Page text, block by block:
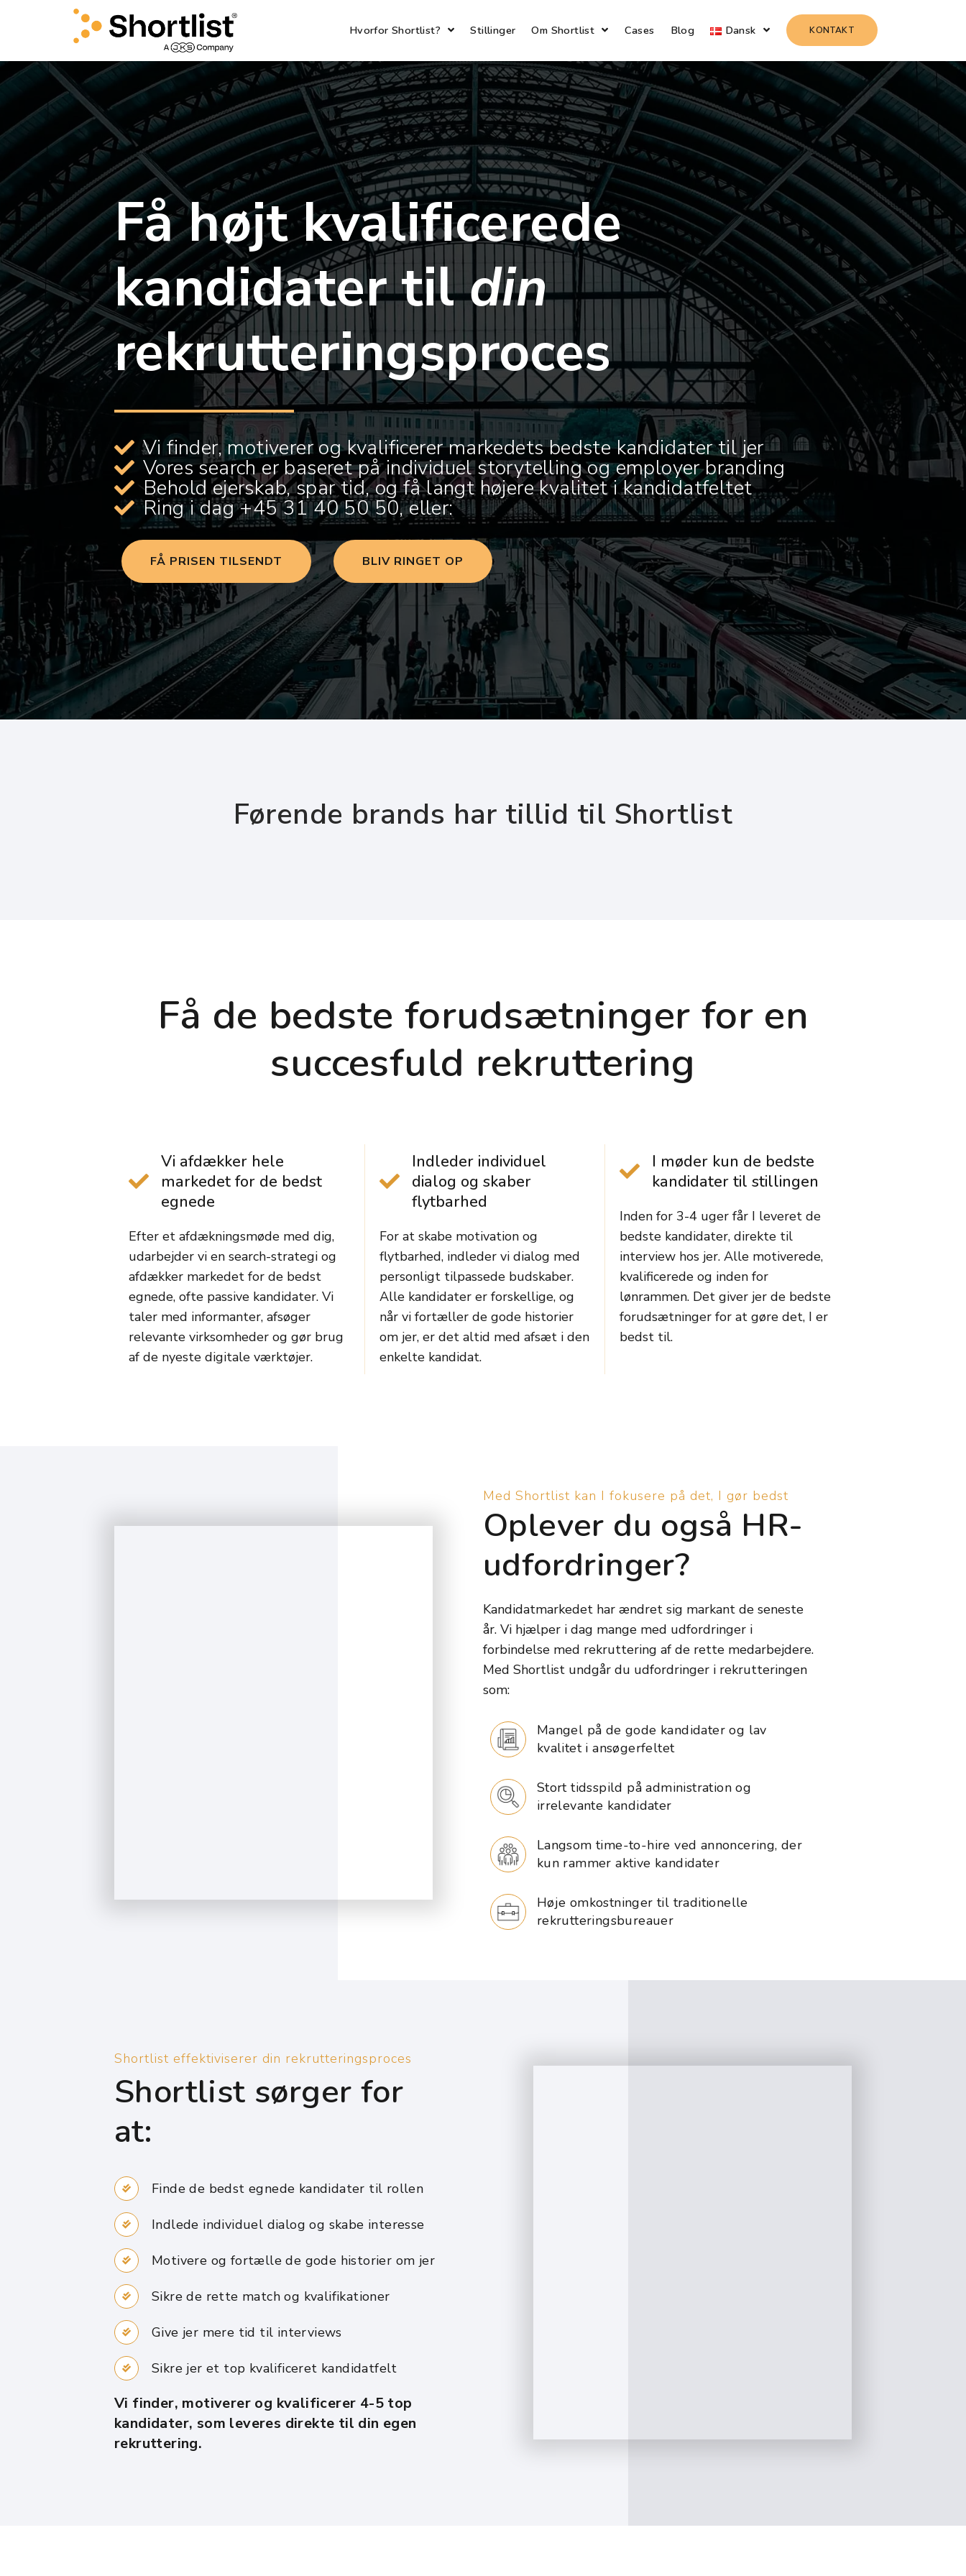
Hvorfor Shortlist? Stillinger Om Shortlist Cases Blog Dansk KONTAKT
Få højt kvalificerede
kandidater tildin
rekrutteringsproces
Vi finder, motiverer og kvalificerer markedets bedste kandidater til jer
Vores search er baseret på individuel storytelling og employer branding
Behold ejerskab, spar tid, og få langt højere kvalitet i kandidatfeltet
Ring i dag +45 31 40 50 50, eller:
FÅ PRISEN TILSENDT BLIV RINGET OP
Førende brands har tillid til Shortlist
Få de bedste forudsætninger for en
succesfuld rekruttering
Vi afdækker hele
markedet for de bedst
egnede
Efter et afdækningsmøde med dig,
udarbejder vi en search-strategi og
afdækker markedet for de bedst
egnede, ofte passive kandidater. Vi
taler med informanter, afsøger
relevante virksomheder og gør brug
af de nyeste digitale værktøjer.
Indleder individuel
dialog og skaber
flytbarhed
For at skabe motivation og
flytbarhed, indleder vi dialog med
personligt tilpassede budskaber.
Alle kandidater er forskellige, og
når vi fortæller de gode historier
om jer, er det altid med afsæt i den
enkelte kandidat.
I møder kun de bedste
kandidater til stillingen
Inden for 3-4 uger får I leveret de
bedste kandidater, direkte til
interview hos jer. Alle motiverede,
kvalificerede og inden for
lønrammen. Det giver jer de bedste
forudsætninger for at gøre det, I er
bedst til.
Med Shortlist kan I fokusere på det, I gør bedst
Oplever du også HR-
udfordringer?
Kandidatmarkedet har ændret sig markant de seneste
år. Vi hjælper i dag mange med udfordringer i
forbindelse med rekruttering af de rette medarbejdere.
Med Shortlist undgår du udfordringer i rekrutteringen
som:
Mangel på de gode kandidater og lav
kvalitet i ansøgerfeltet
Stort tidsspild på administration og
irrelevante kandidater
Langsom time-to-hire ved annoncering, der
kun rammer aktive kandidater
Høje omkostninger til traditionelle
rekrutteringsbureauer
Shortlist effektiviserer din rekrutteringsproces
Shortlist sørger for
at:
Finde de bedst egnede kandidater til rollen
Indlede individuel dialog og skabe interesse
Motivere og fortælle de gode historier om jer
Sikre de rette match og kvalifikationer
Give jer mere tid til interviews
Sikre jer et top kvalificeret kandidatfelt
Vi finder, motiverer og kvalificerer 4-5 top
kandidater, som leveres direkte til din egen
rekruttering.